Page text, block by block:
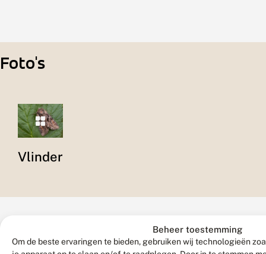
Beheer toestemming
Om de beste ervaringen te bieden, gebruiken wij technologieën
Foto's
Vlinder